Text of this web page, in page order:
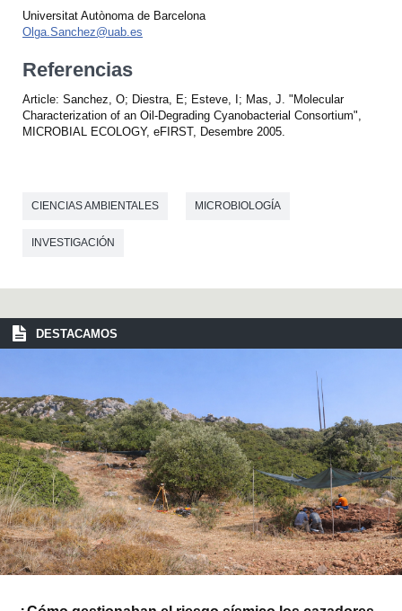
Universitat Autònoma de Barcelona
Olga.Sanchez@uab.es
Referencias
Article: Sanchez, O; Diestra, E; Esteve, I; Mas, J. "Molecular
Characterization of an Oil-Degrading Cyanobacterial Consortium",
MICROBIAL ECOLOGY, eFIRST, Desembre 2005.
CIENCIAS AMBIENTALES MICROBIOLOGÍA
INVESTIGACIÓN
DESTACAMOS